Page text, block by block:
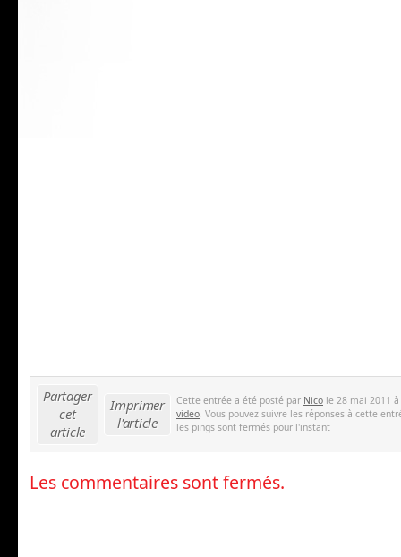
Partager
cet
article
Imprimer
l'article
Cette entrée a été posté par Nico le 28 mai 2011
video. Vous pouvez suivre les réponses à cette
les pings sont fermés pour l'instant
Les commentaires sont fermés.